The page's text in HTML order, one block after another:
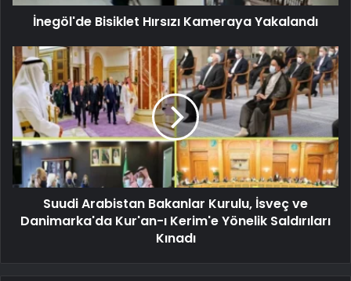
İnegöl'de Bisiklet Hırsızı Kameraya Yakalandı
Suudi Arabistan Bakanlar Kurulu, İsveç ve
Danimarka'da Kur'an-ı Kerim'e Yönelik Saldırıları
Kınadı